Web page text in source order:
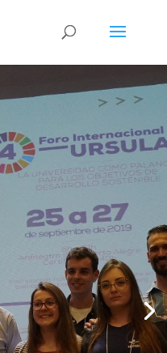
entre la